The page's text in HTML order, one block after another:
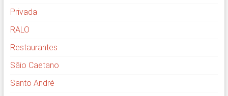
Privada
RALO
Restaurantes
Sãio Caetano
Santo André